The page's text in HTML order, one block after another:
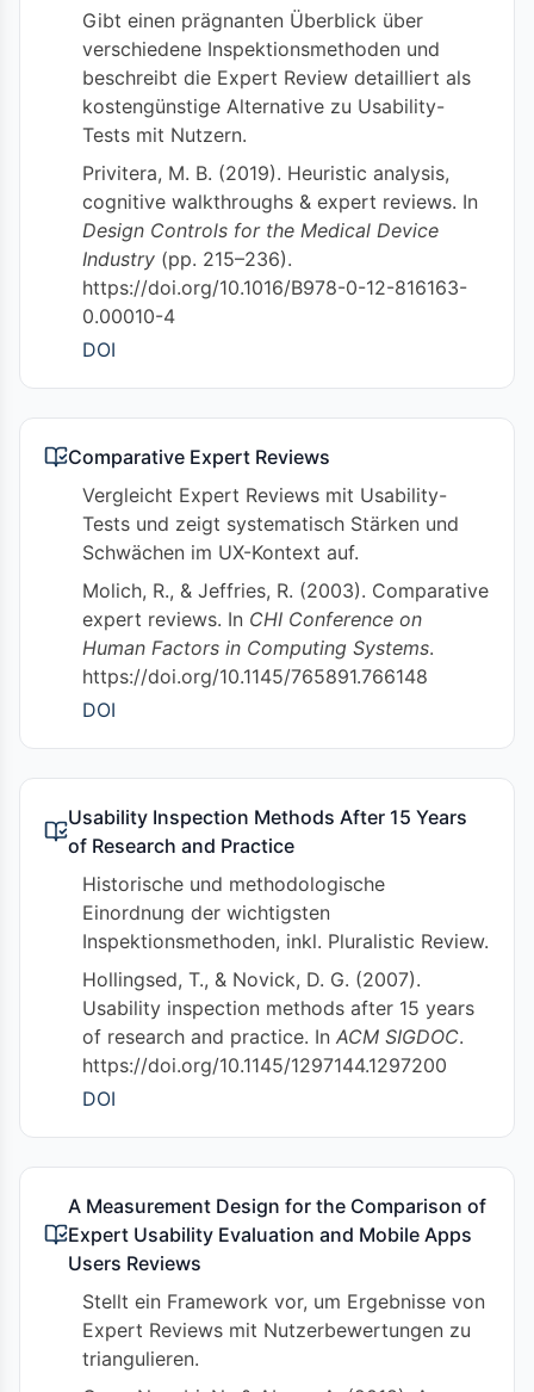
Gibt einen prägnanten Überblick über
verschiedene Inspektionsmethoden und
beschreibt die Expert Review detailliert als
kostengünstige Alternative zu Usability-
Tests mit Nutzern.
Privitera, M. B. (2019). Heuristic analysis,
cognitive walkthroughs & expert reviews. In
Design Controls for the Medical Device
Industry (pp. 215–236).
https://doi.org/10.1016/B978-0-12-816163-
0.00010-4
DOI
Comparative Expert Reviews
Vergleicht Expert Reviews mit Usability-
Tests und zeigt systematisch Stärken und
Schwächen im UX-Kontext auf.
Molich, R., & Jeffries, R. (2003). Comparative
expert reviews. In CHI Conference on
Human Factors in Computing Systems.
https://doi.org/10.1145/765891.766148
DOI
Usability Inspection Methods After 15 Years
of Research and Practice
Historische und methodologische
Einordnung der wichtigsten
Inspektionsmethoden, inkl. Pluralistic Review.
Hollingsed, T., & Novick, D. G. (2007).
Usability inspection methods after 15 years
of research and practice. In ACM SIGDOC.
https://doi.org/10.1145/1297144.1297200
DOI
A Measurement Design for the Comparison of
Expert Usability Evaluation and Mobile Apps
Users Reviews
Stellt ein Framework vor, um Ergebnisse von
Expert Reviews mit Nutzerbewertungen zu
triangulieren.